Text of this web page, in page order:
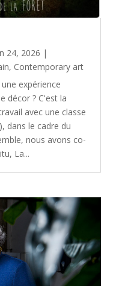
24, 2026 |
, Contemporary art
expérience
décor ? C'est la
avec une classe
dans le cadre du
nous avons co-
La...